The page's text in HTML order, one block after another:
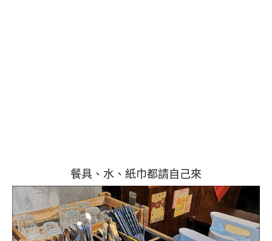
餐具、水、紙巾都請自己來